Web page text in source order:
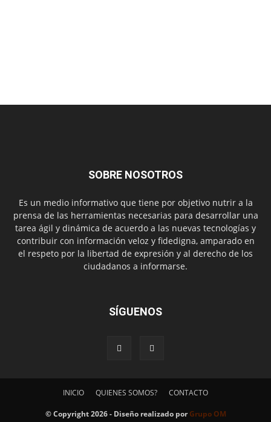
SOBRE NOSOTROS
Es un medio informativo que tiene por objetivo nutrir a la
prensa de las herramientas necesarias para desarrollar una
tarea ágil y dinámica de acuerdo a las nuevas tecnologías y
contribuir con información veloz y fidedigna, amparado en
el respeto por la libertad de expresión y al derecho de los
ciudadanos a informarse.
SÍGUENOS
INICIO QUIENES SOMOS? CONTACTO
© Copyright 2026 - Diseño realizado porGrupo OM